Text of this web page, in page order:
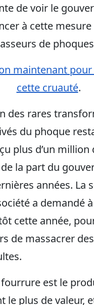
de voir le
à cette
de
maintenant
cette cruauté.
des rares
du phoque
plus d’un
la part du
années. La
a demandé
cette année,
de massacrer
fourrure est le
le plus de valeur,